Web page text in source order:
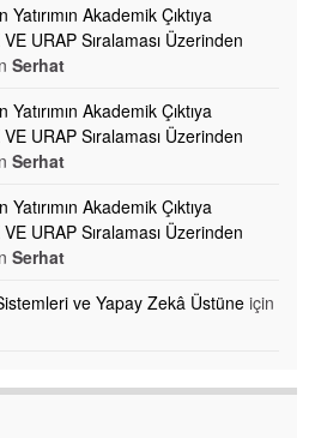
Akademik Çıktıya
URAP Sıralaması Üzerinden
Serhat
Akademik Çıktıya
URAP Sıralaması Üzerinden
Serhat
Akademik Çıktıya
URAP Sıralaması Üzerinden
Serhat
ve Yapay Zekâ Üstüne için